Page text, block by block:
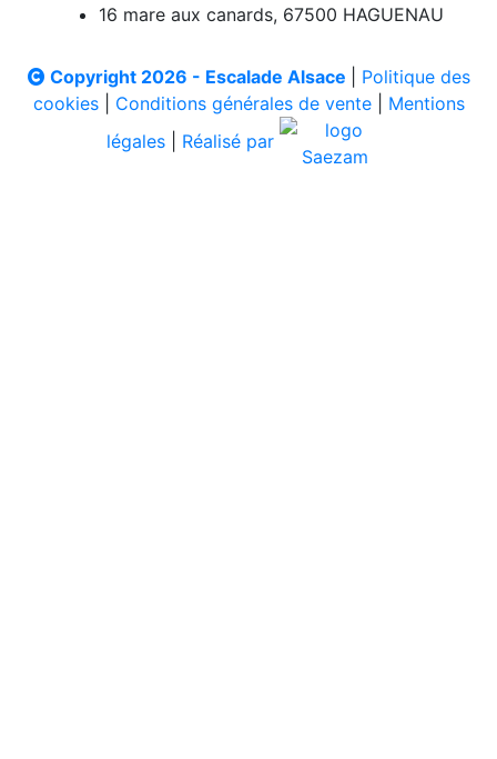
16 mare aux canards, 67500 HAGUENAU
Copyright 2026 - Escalade Alsace
Politique des
cookies| Conditions générales de vente| Mentions
légales
Réalisé par